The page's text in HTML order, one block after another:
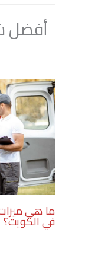
أفضل
ما هي
في الكويت؟